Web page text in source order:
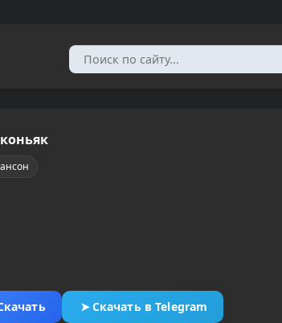
➤Скачать в Telegram